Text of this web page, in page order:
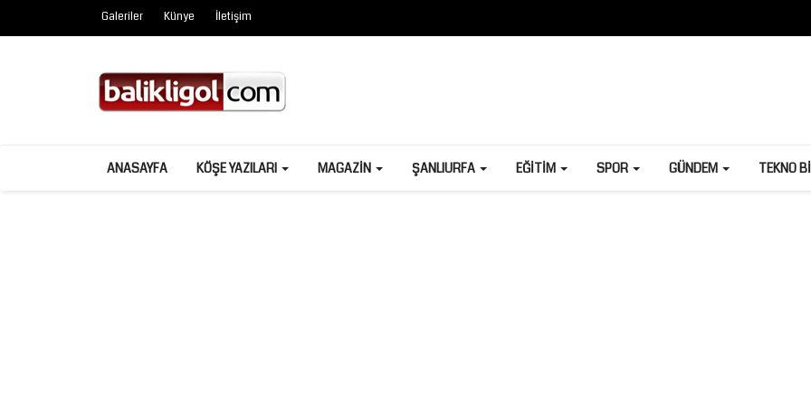
Galeriler Künye İletişim
ANASAYFA KÖŞE YAZILARI MAGAZIN ŞANLIURFA EĞITIM SPOR GÜNDEM TEKNO